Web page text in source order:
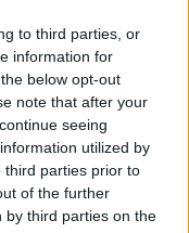
to third parties, or
information for
below opt-out
note that after your
seeing
utilized by
third parties prior to
of the further
by third parties on the
bald